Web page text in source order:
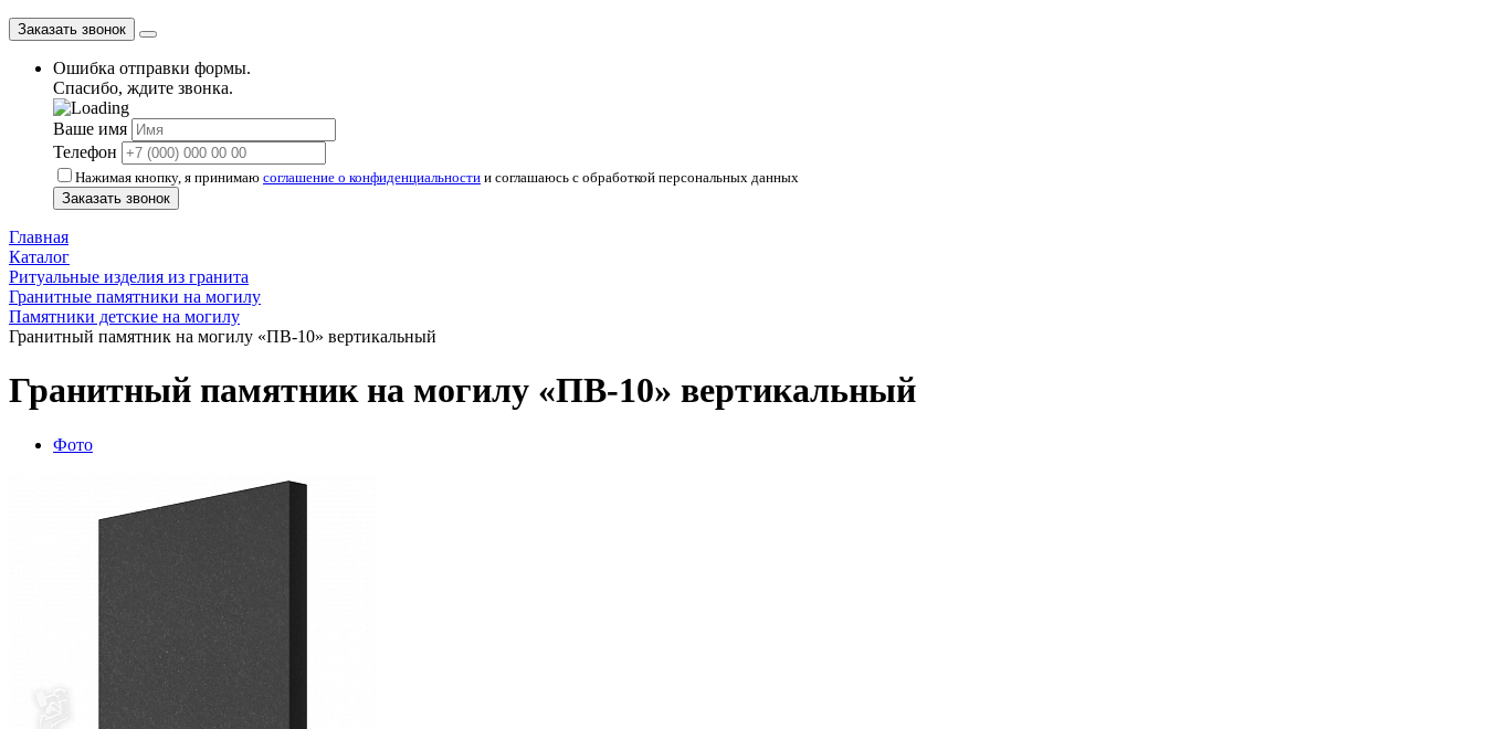
Заказать звонок
Ошибка отправки формы.
Спасибо, ждите звонка.
Ваше имя
Телефон
Нажимая кнопку, я принимаю соглашение о конфиденциальности и соглашаюсь с обработкой персональных данных
Заказать звонок
Главная
Каталог
Ритуальные изделия из гранита
Гранитные памятники на могилу
Памятники детские на могилу
Гранитный памятник на могилу «ПВ-10» вертикальный
Гранитный памятник на могилу «ПВ-10» вертикальный
Фото